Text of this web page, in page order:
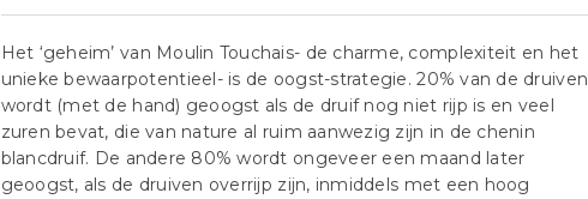
Het ‘geheim’ van Moulin Touchais- de charme, complexiteit en het
unieke bewaarpotentieel- is de oogst-strategie. 20% van de druiven
wordt (met de hand) geoogst als de druif nog niet rijp is en veel
zuren bevat, die van nature al ruim aanwezig zijn in de chenin
blancdruif. De andere 80% wordt ongeveer een maand later
geoogst, als de druiven overrijp zijn, inmiddels met een hoog